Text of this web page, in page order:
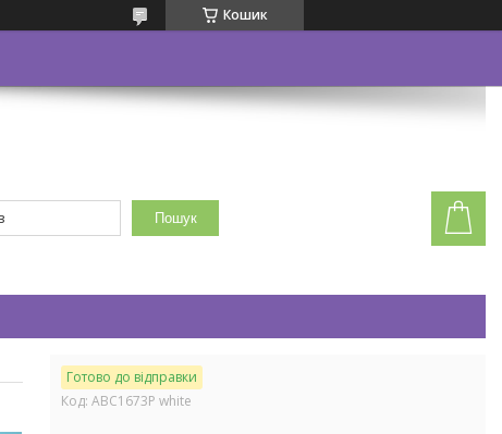
Кошик
Пошук
Готово до відправки
Код: ABC1673P white